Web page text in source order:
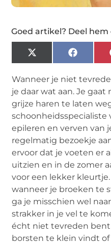
Goed artikel? Deel hem
X
(Twitter)
Wanneer je niet
je daar wat aan. Je
grijze haren te laten
schoonheidsspecialiste
epileren en verven van
regelmatig bezoekje
ervoor dat je voeten er
uitzien en in de zomer
voor een lekker
wanneer je broeken te
ga je misschien wel
strakker in je vel te
écht niet tevreden bent
borsten te klein vindt of